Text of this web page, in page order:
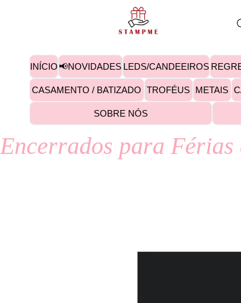
INÍCIO 📢NOVIDADES LEDS/CANDEEIROS
CASAMENTO / BATIZADO TROFÉUS METAIS
SOBRE NÓS
Encerrados para Férias